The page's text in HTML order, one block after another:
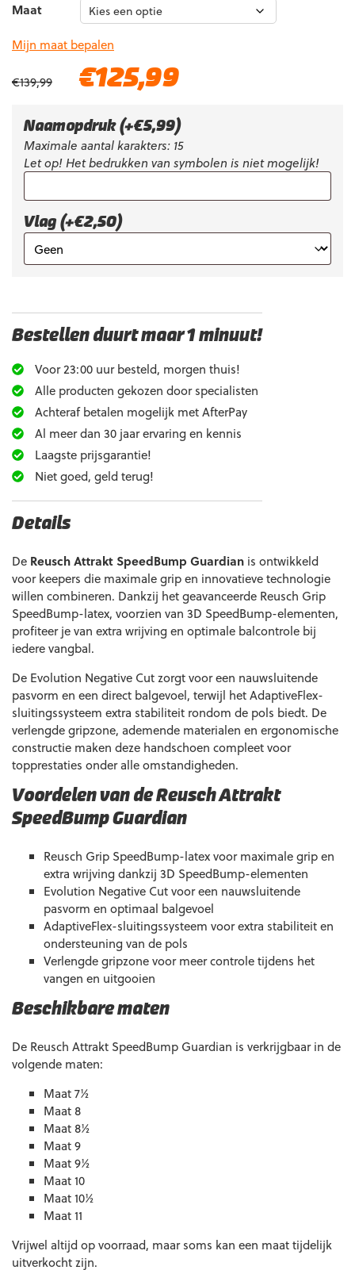
Maat
Mijn maat bepalen
€139,99
Oorspronkelijke
€139,99.
€125,99
€125,99.
Naamopdruk (+€5,99)
Maximale aantal karakters: 15
Let op! Het bedrukken van symbolen is niet mogelijk!
Vlag (+€2,50)
Bestellen duurt maar 1 minuut!
Voor 23:00 uur besteld, morgen thuis!
Alle producten gekozen door specialisten
Achteraf betalen mogelijk met AfterPay
Al meer dan 30 jaar ervaring en kennis
Laagste prijsgarantie!
Niet goed, geld terug!
Details
De Reusch Attrakt SpeedBump Guardian is ontwikkeld
voor keepers die maximale grip en innovatieve technologie
willen combineren. Dankzij het geavanceerde Reusch Grip
SpeedBump-latex, voorzien van 3D SpeedBump-elementen,
profiteer je van extra wrijving en optimale balcontrole bij
iedere vangbal.
De Evolution Negative Cut zorgt voor een nauwsluitende
pasvorm en een direct balgevoel, terwijl het AdaptiveFlex-
sluitingssysteem extra stabiliteit rondom de pols biedt. De
verlengde gripzone, ademende materialen en ergonomische
constructie maken deze handschoen compleet voor
topprestaties onder alle omstandigheden.
Voordelen van de Reusch Attrakt
SpeedBump Guardian
Reusch Grip SpeedBump-latex voor maximale grip en
extra wrijving dankzij 3D SpeedBump-elementen
Evolution Negative Cut voor een nauwsluitende
pasvorm en optimaal balgevoel
AdaptiveFlex-sluitingssysteem voor extra stabiliteit en
ondersteuning van de pols
Verlengde gripzone voor meer controle tijdens het
vangen en uitgooien
Beschikbare maten
De Reusch Attrakt SpeedBump Guardian is verkrijgbaar in de
volgende maten:
Maat 7½
Maat 8
Maat 8½
Maat 9
Maat 9½
Maat 10
Maat 10½
Maat 11
Vrijwel altijd op voorraad, maar soms kan een maat tijdelijk
uitverkocht zijn.